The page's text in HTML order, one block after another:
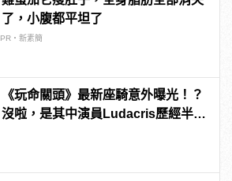
了，小腹都平坦了
PR・新素簡
《玩命關頭》最新座騎意外曝光！？
沒啦，是其中演員Ludacris歷經半年